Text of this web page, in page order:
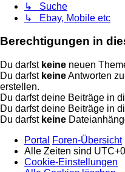
↳ Suche
↳ Ebay, Mobile etc
Berechtigungen in
Du darfst keine neuen
Du darfst keineAntworten
erstellen.
Du darfst deine Beiträge in
Du darfst deine Beiträge in
Du darfst keine
Portal
Foren-Übersicht
Alle Zeiten sind
Cookie-Einstellungen